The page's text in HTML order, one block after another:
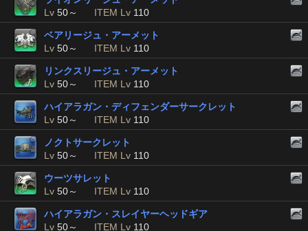
Lv 50～ ITEM Lv 110
ベアリージュ・アーメット
Lv 50～ ITEM Lv 110
リンクスリージュ・アーメット
Lv 50～ ITEM Lv 110
ハイアラガン・ディフェンダーサークレット
Lv 50～ ITEM Lv 110
ノクトサークレット
Lv 50～ ITEM Lv 110
ウーツサレット
Lv 50～ ITEM Lv 110
ハイアラガン・スレイヤーヘッドギア
Lv 50～ ITEM Lv 110